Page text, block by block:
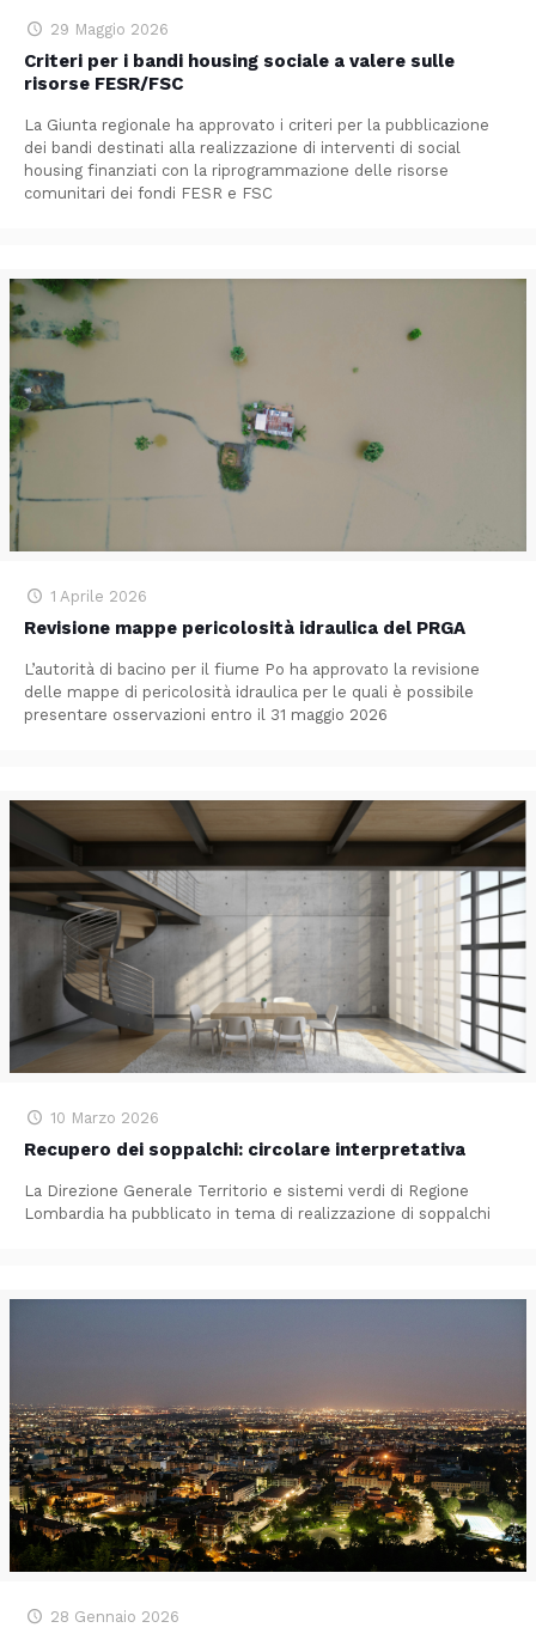
29 Maggio 2026
Criteri per i bandi housing sociale a valere sulle
risorse FESR/FSC
La Giunta regionale ha approvato i criteri per la pubblicazione
dei bandi destinati alla realizzazione di interventi di social
housing finanziati con la riprogrammazione delle risorse
comunitari dei fondi FESR e FSC
1 Aprile 2026
Revisione mappe pericolosità idraulica del PRGA
L’autorità di bacino per il fiume Po ha approvato la revisione
delle mappe di pericolosità idraulica per le quali è possibile
presentare osservazioni entro il 31 maggio 2026
10 Marzo 2026
Recupero dei soppalchi: circolare interpretativa
La Direzione Generale Territorio e sistemi verdi di Regione
Lombardia ha pubblicato in tema di realizzazione di soppalchi
28 Gennaio 2026